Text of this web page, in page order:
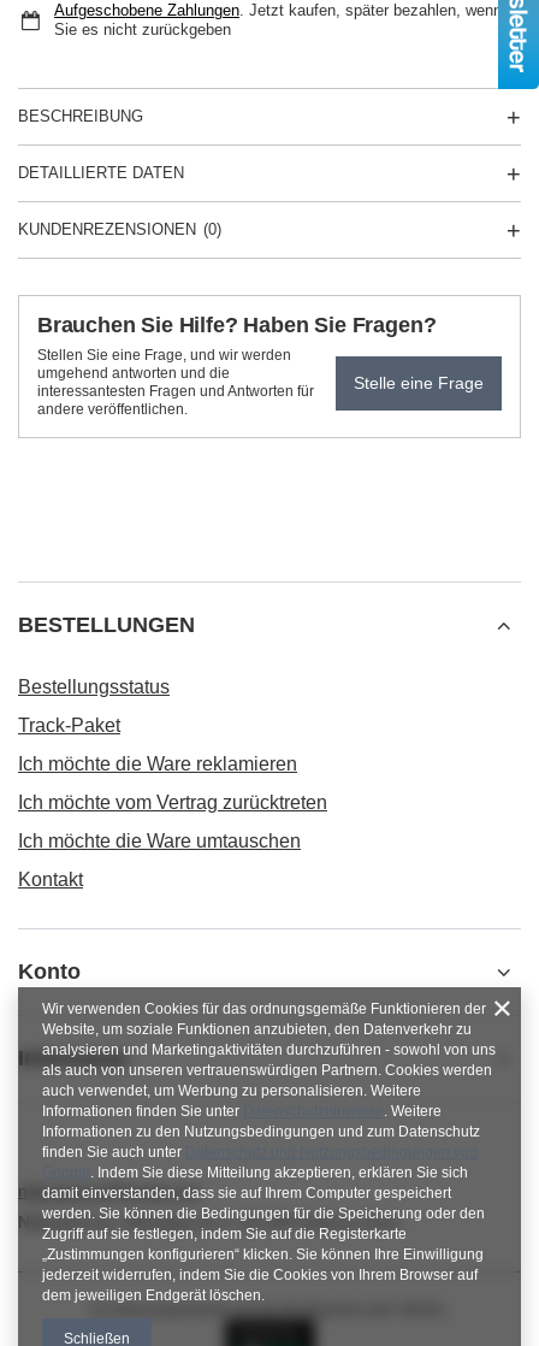
Aufgeschobene Zahlungen. Jetzt kaufen, später bezahlen, wenn
Sie es nicht zurückgeben
BESCHREIBUNG
DETAILLIERTE DATEN
KUNDENREZENSIONEN (0)
Brauchen Sie Hilfe? Haben Sie Fragen?
Stellen Sie eine Frage, und wir werden
umgehend antworten und die
interessantesten Fragen und Antworten für
andere veröffentlichen.
Stelle eine Frage
BESTELLUNGEN
Bestellungsstatus
Track-Paket
Ich möchte die Ware reklamieren
Ich möchte vom Vertrag zurücktreten
Ich möchte die Ware umtauschen
Kontakt
Konto
Informacje
nitkowelove@gmail.com
NitkoweLove,Ekologiczna 2,65-364 Zielona Góra
Wir verwenden Cookies für das ordnungsgemäße Funktionieren der
Website, um soziale Funktionen anzubieten, den Datenverkehr zu
analysieren und Marketingaktivitäten durchzuführen - sowohl von uns
als auch von unseren vertrauenswürdigen Partnern. Cookies werden
auch verwendet, um Werbung zu personalisieren. Weitere
Informationen finden Sie unter
. Weitere
Informationen zu den Nutzungsbedingungen und zum Datenschutz
finden Sie auch unter
. Indem Sie diese Mitteilung akzeptieren, erklären Sie sich
damit einverstanden, dass sie auf Ihrem Computer gespeichert
werden. Sie können die Bedingungen für die Speicherung oder den
Zugriff auf sie festlegen, indem Sie auf die Registerkarte
„Zustimmungen konfigurieren“ klicken. Sie können Ihre Einwilligung
jederzeit widerrufen, indem Sie die Cookies von Ihrem Browser auf
dem jeweiligen Endgerät löschen.
Schließen